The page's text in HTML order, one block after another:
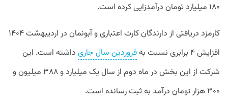
۱۸۰ میلیارد تومان درآمدزایی کرده است.
کارمزد دریافتی از دارندگان کارت‌ اعتباری و آبونمان در اردیبهشت ۱۴۰۴
افزایش ۴ برابری نسبت به
فروردین سال جاری داشته است. این
شرکت از این بخش در ماه دوم از سال یک میلیارد و ۳۸۸ میلیون و
۳۰۰ هزار تومان درآمد به ثبت رسانده است.